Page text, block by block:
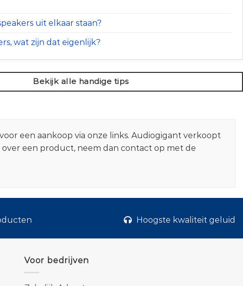
uit elkaar staan?
wat zijn dat eigenlijk?
Bekijk alle handige tips
een aankoop via onze links. Audiogigant verkoopt
een product, neem dan contact op met de
Hoogste kwaliteit geluid
Voor bedrijven